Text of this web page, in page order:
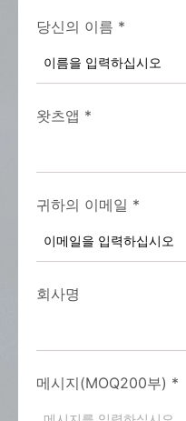
당신의 이름 *
왓츠앱 *
귀하의 이메일 *
회사명
메시지(MOQ200부) *